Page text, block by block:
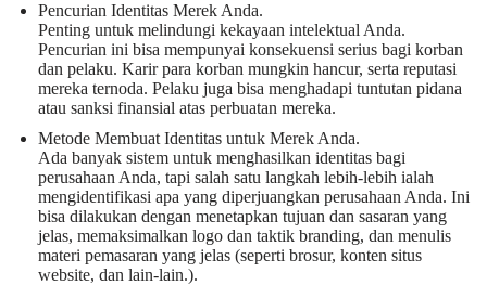
Pencurian Identitas Merek Anda.
Penting untuk melindungi kekayaan intelektual Anda.
Pencurian ini bisa mempunyai konsekuensi serius bagi korban
dan pelaku. Karir para korban mungkin hancur, serta reputasi
mereka ternoda. Pelaku juga bisa menghadapi tuntutan pidana
atau sanksi finansial atas perbuatan mereka.
Metode Membuat Identitas untuk Merek Anda.
Ada banyak sistem untuk menghasilkan identitas bagi
perusahaan Anda, tapi salah satu langkah lebih-lebih ialah
mengidentifikasi apa yang diperjuangkan perusahaan Anda. Ini
bisa dilakukan dengan menetapkan tujuan dan sasaran yang
jelas, memaksimalkan logo dan taktik branding, dan menulis
materi pemasaran yang jelas (seperti brosur, konten situs
website, dan lain-lain.).